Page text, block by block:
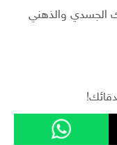
الجسدي والذهني